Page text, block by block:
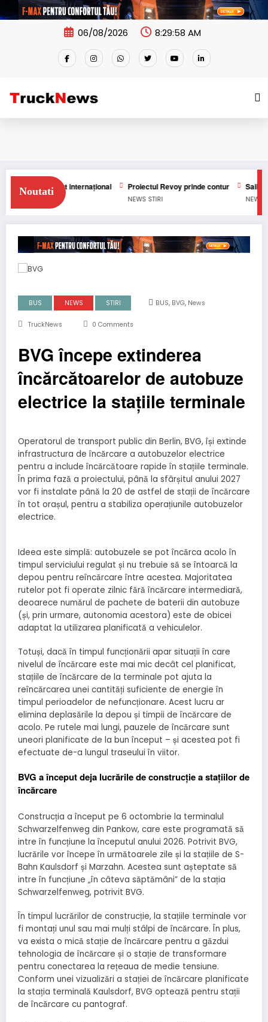
Skip
to
06/08/2026 8:29:59 AM
Noutati
transport internațional Proiectul Revoy prinde contur
STIRI
Sailun își
STIRI
BUS NEWS STIRI BUS, BVG, News
TruckNews 0 Comments
BVG începe extinderea
încărcătoarelor de autobuze
electrice la stațiile terminale
Operatorul de transport public din Berlin, BVG, își extinde
infrastructura de încărcare a autobuzelor electrice
pentru a include încărcătoare rapide în stațiile terminale.
În prima fază a proiectului, până la sfârșitul anului 2027
vor fi instalate până la 20 de astfel de stații de încărcare
în tot orașul, pentru a stabiliza operațiunile autobuzelor
electrice.
Ideea este simplă: autobuzele se pot încărca acolo în
timpul serviciului regulat și nu trebuie să se întoarcă la
depou pentru reîncărcare între acestea. Majoritatea
rutelor pot fi operate zilnic fără încărcare intermediară,
deoarece numărul de pachete de baterii din autobuze
(și, prin urmare, autonomia acestora) este de obicei
adaptat la utilizarea planificată a vehiculelor.
Totuși, dacă în timpul funcționării apar situații în care
nivelul de încărcare este mai mic decât cel planificat,
stațiile de încărcare de la terminale pot ajuta la
reîncărcarea unei cantități suficiente de energie în
timpul perioadelor de nefuncționare. Acest lucru ar
elimina deplasările la depou și timpii de încărcare de
acolo. Pe rutele mai lungi, pauzele de încărcare sunt
uneori planificate de la bun început – și acestea pot fi
efectuate de-a lungul traseului în viitor.
BVG a început deja lucrările de construcție a stațiilor de
încărcare
Construcția a început pe 6 octombrie la terminalul
Schwarzelfenweg din Pankow, care este programată să
intre în funcțiune la începutul anului 2026. Potrivit BVG,
lucrările vor începe în următoarele zile și la stațiile de S-
Bahn Kaulsdorf și Marzahn. Acestea sunt așteptate să
intre în funcțiune „în câteva săptămâni” de la stația
Schwarzelfenweg, potrivit BVG.
În timpul lucrărilor de construcție, la stațiile terminale vor
fi montați unul sau mai mulți stâlpi de încărcare. În plus,
va exista o mică stație de încărcare pentru a găzdui
tehnologia de încărcare și o stație de transformare
pentru conectarea la rețeaua de medie tensiune.
Conform unei vizualizări a stației de încărcare planificate
la stația terminală Kaulsdorf, BVG optează pentru stații
de încărcare cu pantograf.